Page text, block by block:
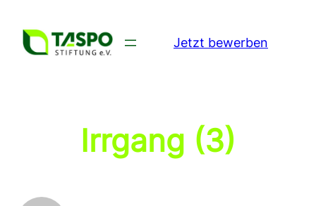
Inhalt
springen
Jetzt bewerben
Irrgang (3)